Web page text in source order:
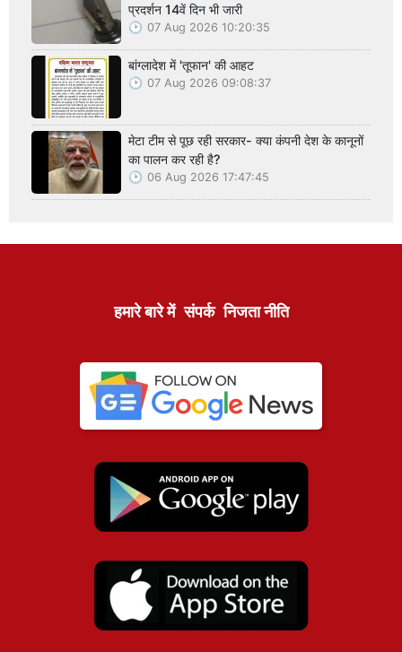
प्रदर्शन 14वें दिन भी जारी
07 Aug 2026 10:20:35
बांग्लादेश में 'तूफान' की आहट
07 Aug 2026 09:08:37
मेटा टीम से पूछ रही सरकार- क्या कंपनी देश के कानूनों
का पालन कर रही है?
06 Aug 2026 17:47:45
हमारे बारे में संपर्क निजता नीति